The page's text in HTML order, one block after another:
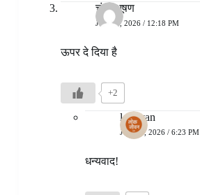
चंद्र भूषण
JULY 5, 2026 / 12:18 PM
ऊपर दे दिया है
+2
lokjivan
JULY 7, 2026 / 6:23 PM
धन्यवाद!